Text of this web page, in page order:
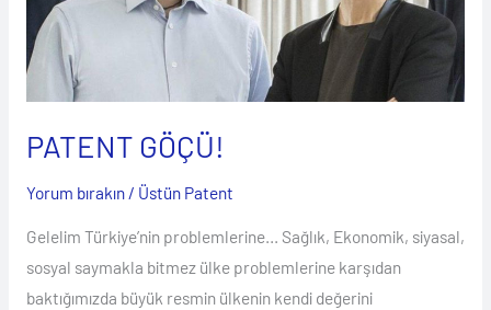
PATENT GÖÇÜ!
Yorum bırakın / Üstün Patent
Gelelim Türkiye’nin problemlerine… Sağlık, Ekonomik, siyasal,
sosyal saymakla bitmez ülke problemlerine karşıdan
baktığımızda büyük resmin ülkenin kendi değerini